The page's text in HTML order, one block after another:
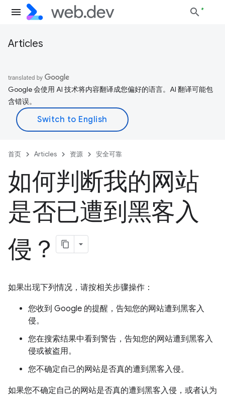
Articles
Google 会使用 AI 技术将内容翻译成您偏好的语言。AI 翻译可能包
含错误。
首页 Articles 资源 安全可靠
如何判断我的网站
是否已遭到黑客入
侵？
如果出现下列情况，请按相关步骤操作：
您收到 Google 的提醒，告知您的网站遭到黑客入
侵。
您在搜索结果中看到警告，告知您的网站遭到黑客入
侵或被盗用。
您不确定自己的网站是否真的遭到黑客入侵。
如果您不确定自己的网站是否真的遭到黑客入侵，或者认为